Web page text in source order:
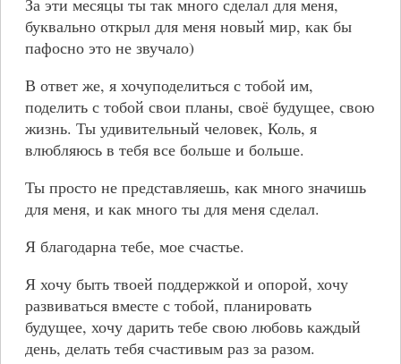
буквально открыл для меня новый мир, как бы
пафосно это не звучало)
В ответ же, я хочуподелиться с тобой им,
поделить с тобой свои планы, своё будущее, свою
жизнь. Ты удивительный человек, Коль, я
влюбляюсь в тебя все больше и больше.
Ты просто не представляешь, как много значишь
для меня, и как много ты для меня сделал.
Я благодарна тебе, мое счастье.
Я хочу быть твоей поддержкой и опорой, хочу
развиваться вместе с тобой, планировать
будущее, хочу дарить тебе свою любовь каждый
день, делать тебя счастивым раз за разом.